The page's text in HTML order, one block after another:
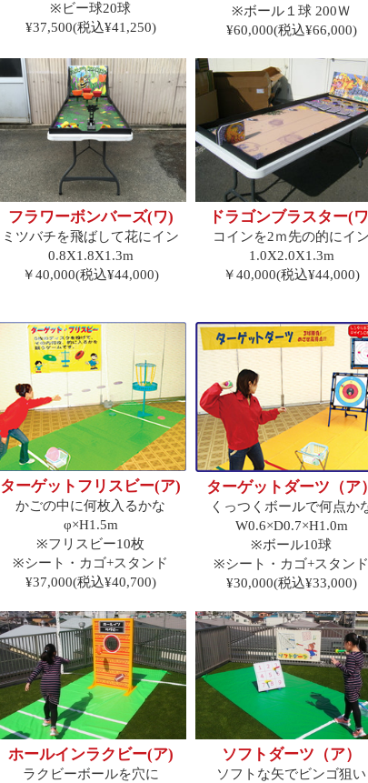
※ビー球20球
¥37,500(税込¥41,250)
※ボール１球 200Ｗ
¥60,000(税込¥66,000)
フラワーボンバーズ(ワ)
ミツバチを飛ばして花にイン
0.8X1.8X1.3m
￥40,000(税込¥44,000)
ドラゴンブラスター(
コインを2ｍ先の的にイン
1.0X2.0X1.3m
￥40,000(税込¥44,000)
ターゲットフリスビー(ア)
かごの中に何枚入るかな
φ×H1.5m
※フリスビー10枚
※シート・カゴ+スタンド
¥37,000(税込¥40,700)
ターゲットダーツ（ア）
くっつくボールで何点か
W0.6×D0.7×H1.0m
※ボール10球
※シート・カゴ+スタンド
¥30,000(税込¥33,000)
ホールインラクビー(ア)
ラクビーボールを穴に
ソフトダーツ（ア）
ソフトな矢でビンゴ狙い